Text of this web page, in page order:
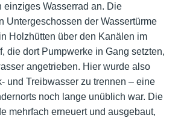
einziges Wasserrad an. Die
Untergeschossen der Wassertürme
Holzhütten über den Kanälen im
die dort Pumpwerke in Gang setzten,
angetrieben. Hier wurde also
und Treibwasser zu trennen – eine
noch lange unüblich war. Die
mehrfach erneuert und ausgebaut,